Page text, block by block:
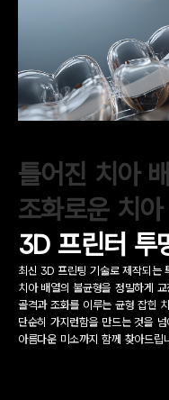
틀어진 치아
조화로운 치
3D 프린터 투
최신 3D 프린팅 기술로 제작되는
치아 배열의 불균형을 정밀하게 교
골격과 조화를 이루는 균형 잡힌
단순히 가지런함을 만드는 것을
아름다운 미소까지 함께 찾아드립